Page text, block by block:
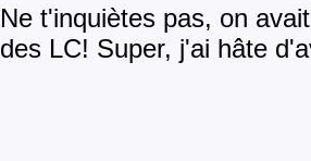
Ne t'inquiètes pas, on
des LC! Super, j'ai hâte